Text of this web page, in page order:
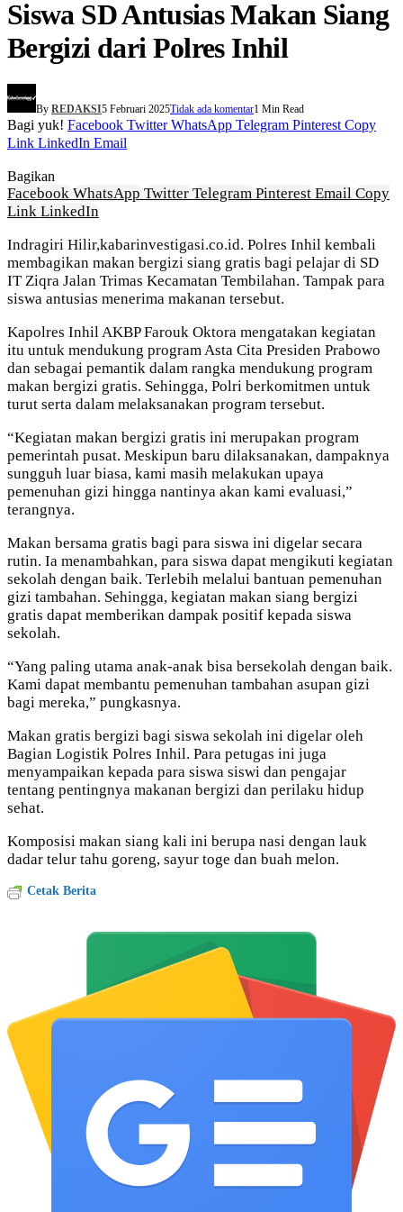
Siswa SD Antusias Makan Siang
Bergizi dari Polres Inhil
By REDAKSI5 Februari 2025Tidak ada komentar1 Min Read
Bagi yuk! Facebook Twitter WhatsApp Telegram Pinterest Copy
Link LinkedIn Email
Bagikan
Facebook WhatsApp Twitter Telegram Pinterest Email Copy
Link LinkedIn
Indragiri Hilir,kabarinvestigasi.co.id. Polres Inhil kembali
membagikan makan bergizi siang gratis bagi pelajar di SD
IT Ziqra Jalan Trimas Kecamatan Tembilahan. Tampak para
siswa antusias menerima makanan tersebut.
Kapolres Inhil AKBP Farouk Oktora mengatakan kegiatan
itu untuk mendukung program Asta Cita Presiden Prabowo
dan sebagai pemantik dalam rangka mendukung program
makan bergizi gratis. Sehingga, Polri berkomitmen untuk
turut serta dalam melaksanakan program tersebut.
“Kegiatan makan bergizi gratis ini merupakan program
pemerintah pusat. Meskipun baru dilaksanakan, dampaknya
sungguh luar biasa, kami masih melakukan upaya
pemenuhan gizi hingga nantinya akan kami evaluasi,”
terangnya.
Makan bersama gratis bagi para siswa ini digelar secara
rutin. Ia menambahkan, para siswa dapat mengikuti kegiatan
sekolah dengan baik. Terlebih melalui bantuan pemenuhan
gizi tambahan. Sehingga, kegiatan makan siang bergizi
gratis dapat memberikan dampak positif kepada siswa
sekolah.
“Yang paling utama anak-anak bisa bersekolah dengan baik.
Kami dapat membantu pemenuhan tambahan asupan gizi
bagi mereka,” pungkasnya.
Makan gratis bergizi bagi siswa sekolah ini digelar oleh
Bagian Logistik Polres Inhil. Para petugas ini juga
menyampaikan kepada para siswa siswi dan pengajar
tentang pentingnya makanan bergizi dan perilaku hidup
sehat.
Komposisi makan siang kali ini berupa nasi dengan lauk
dadar telur tahu goreng, sayur toge dan buah melon.
Cetak Berita